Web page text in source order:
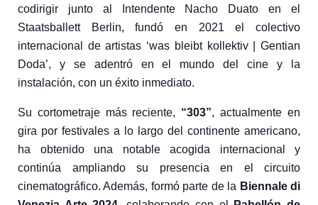
codirigir junto al Intendente Nacho Duato en el
Staatsballett Berlin, fundó en 2021 el colectivo
internacional de artistas ‘was bleibt kollektiv | Gentian
Doda’, y se adentró en el mundo del cine y la
instalación, con un éxito inmediato.
Su cortometraje más reciente, “303”, actualmente en
gira por festivales a lo largo del continente americano,
ha obtenido una notable acogida internacional y
continúa ampliando su presencia en el circuito
cinematográfico. Además, formó parte de la Biennale di